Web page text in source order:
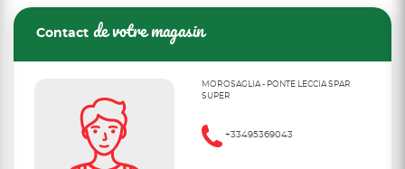
Contact de votre magasin
MOROSAGLIA - PONTE LECCIA SPAR
SUPER
+33495369043